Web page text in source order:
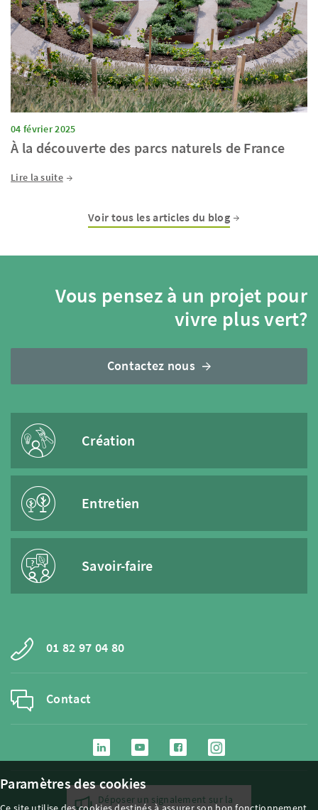
04 février 2025
À la découverte des parcs naturels de France
Lire la suite
Voir tous les articles du blog
Vous pensez à un projet pour
vivre plus vert?
Contactez nous
Création
Entretien
Savoir-faire
01 82 97 04 80
Contact
Déposer un signalement sur la
Paramètres des cookies